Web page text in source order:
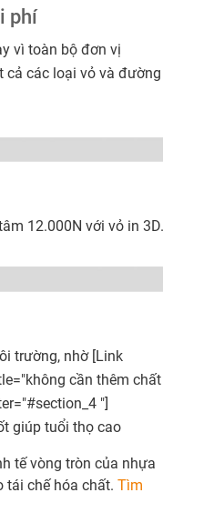
phí
vì toàn bộ đơn vị
cả các loại vỏ và đường
12.000N với vỏ in 3D.
trường, nhờ [Link
cần thêm chất
"]
giúp tuổi thọ cao
tế vòng tròn của nhựa
tái chế hóa chất. Tìm